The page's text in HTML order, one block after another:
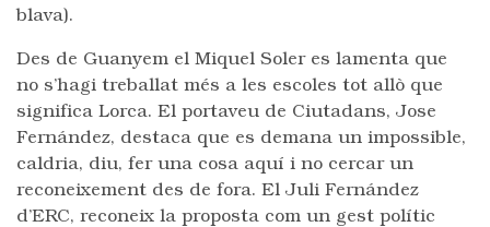
blava).
Des de Guanyem el Miquel Soler es lamenta que
no s’hagi treballat més a les escoles tot allò que
significa Lorca. El portaveu de Ciutadans, Jose
Fernández, destaca que es demana un impossible,
caldria, diu, fer una cosa aquí i no cercar un
reconeixement des de fora. El Juli Fernández
d’ERC, reconeix la proposta com un gest polític